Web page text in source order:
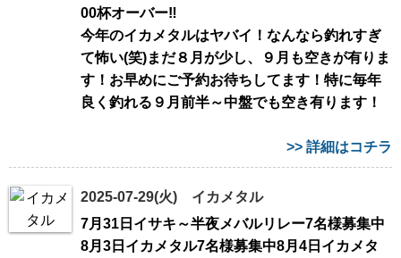
00杯オーバー‼️
今年のイカメタルはヤバイ！なんなら釣れすぎ
て怖い(笑)まだ８月が少し、９月も空きが有りま
す！お早めにご予約お待ちしてます！特に毎年
良く釣れる９月前半～中盤でも空き有ります！
>> 詳細はコチラ
2025-07-29(火) イカメタル
7月31日イサキ～半夜メバルリレー7名様募集中
8月3日イカメタル7名様募集中8月4日イカメタ